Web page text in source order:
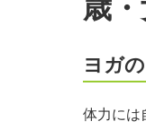
歳
ヨガ
体力には